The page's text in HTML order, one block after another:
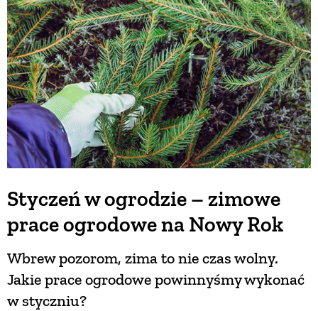
Styczeń w ogrodzie – zimowe
prace ogrodowe na Nowy Rok
Wbrew pozorom, zima to nie czas wolny.
Jakie prace ogrodowe powinnyśmy wykonać
w styczniu?
BUDUJEMY DOM
OGRÓD
WARZYWA I OWOCE
PORADY
ZIELEŃ W DOMU